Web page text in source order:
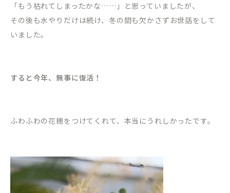
「もう枯れてしまったかな……」と思っていましたが、
その後も水やりだけは続け、冬の間も欠かさずお世話をして
いました。
すると今年、無事に復活！
ふわふわの花穂をつけてくれて、本当にうれしかったです。